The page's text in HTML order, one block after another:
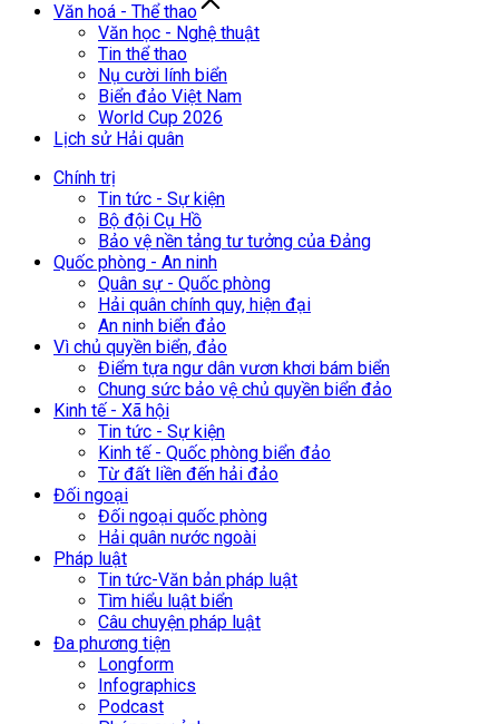
Văn hoá - Thể thao
Văn học - Nghệ thuật
Tin thể thao
Nụ cười lính biển
Biển đảo Việt Nam
World Cup 2026
Lịch sử Hải quân
Chính trị
Tin tức - Sự kiện
Bộ đội Cụ Hồ
Bảo vệ nền tảng tư tưởng của Đảng
Quốc phòng - An ninh
Quân sự - Quốc phòng
Hải quân chính quy, hiện đại
An ninh biển đảo
Vì chủ quyền biển, đảo
Điểm tựa ngư dân vươn khơi bám biển
Chung sức bảo vệ chủ quyền biển đảo
Kinh tế - Xã hội
Tin tức - Sự kiện
Kinh tế - Quốc phòng biển đảo
Từ đất liền đến hải đảo
Đối ngoại
Đối ngoại quốc phòng
Hải quân nước ngoài
Pháp luật
Tin tức-Văn bản pháp luật
Tìm hiểu luật biển
Câu chuyện pháp luật
Đa phương tiện
Longform
Infographics
Podcast